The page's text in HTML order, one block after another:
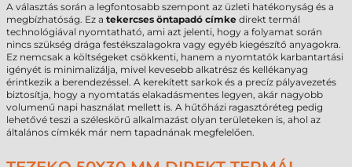
A választás során a legfontosabb szempont az üzleti hatékonyság és a
megbízhatóság. Ez a tekercses öntapadó címke direkt termál
technológiával nyomtatható, ami azt jelenti, hogy a folyamat során
nincs szükség drága festékszalagokra vagy egyéb kiegészítő anyagokra.
Ez nemcsak a költségeket csökkenti, hanem a nyomtatók karbantartási
igényét is minimalizálja, mivel kevesebb alkatrész és kellékanyag
érintkezik a berendezéssel. A kerekített sarkok és a precíz pályavezetés
biztosítja, hogy a nyomtatás elakadásmentes legyen, akár nagyobb
volumenű napi használat mellett is. A hűtőházi ragasztóréteg pedig
lehetővé teszi a széleskörű alkalmazást olyan területeken is, ahol az
általános címkék már nem tapadnának megfelelően.